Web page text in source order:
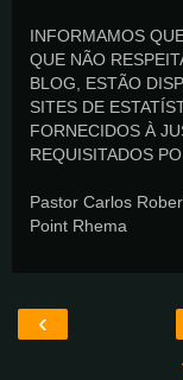
INFORMAMOS
QUE NÃO
BLOG, ESTÃO
SITES DE
FORNECIDOS À
REQUISITADOS
Pastor Carlos
Point Rhema
‹